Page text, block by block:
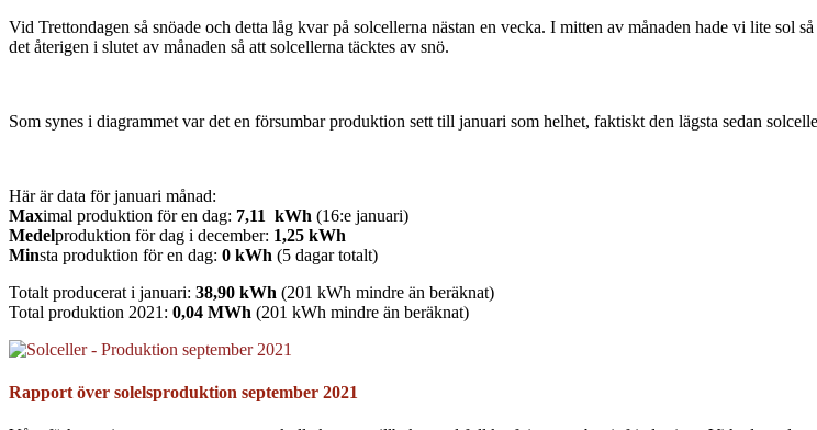
Vid Trettondagen så snöade och detta låg kvar på solcellerna nästan en vecka. I mitten av månaden hade vi lite sol
det återigen i slutet av månaden så att solcellerna täcktes av snö.
Som synes i diagrammet var det en försumbar produktion sett till januari som helhet, faktiskt den lägsta sedan
Här är data för januari månad:
Maximal produktion för en dag: 7,11 kWh (16:e januari)
Medelproduktion för dag i december: 1,25 kWh
Minsta produktion för en dag: 0 kWh (5 dagar totalt)
Totalt producerat i januari: 38,90 kWh (201 kWh mindre än beräknat)
Total produktion 2021: 0,04 MWh (201 kWh mindre än beräknat)
Rapport över solelsproduktion september 2021